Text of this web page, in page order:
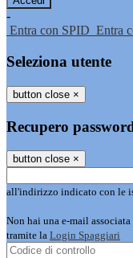
-
Entra con SPID Entra
Seleziona utente
button close ×
Recupero
button close ×
all'indirizzo indicato con le
Non hai una e-mail
tramite la Login Spaggiari